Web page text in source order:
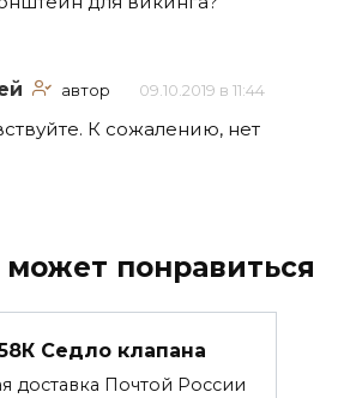
автор 09.10.2019 в 11:44
К сожалению, нет
понравиться
Седло клапана
доставка Почтой России